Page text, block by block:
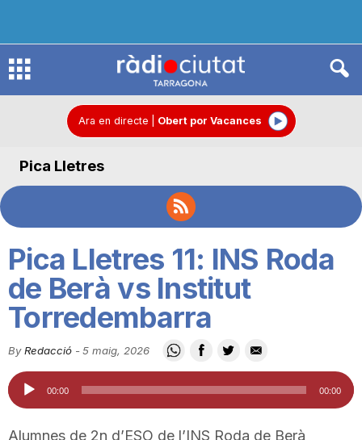
R
d
C
u
Ara en directe Obert por Vacances
Pica Lletres
Pica Lletres 11: INS Roda
de Berà vs Institut
Torredembarra
By Redacció -5 maig, 2026
Reproductor
d'àudio
00:00 00:00
Alumnes de 2n d’ESO de l’INS Roda de Berà